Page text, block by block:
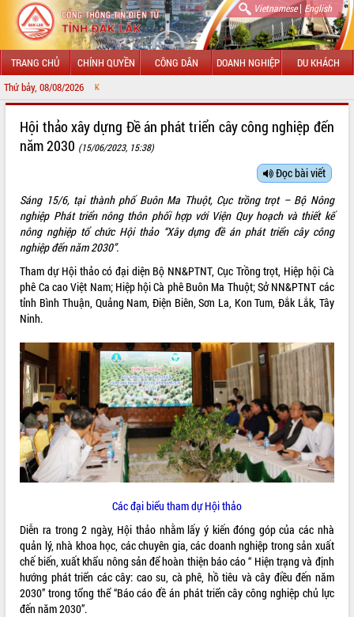
Vietnamese| English
TRANG CHỦ CHÍNH QUYỀN CÔNG DÂN DOANH NGHIỆP DU KHÁCH
Thứ bảy, 08/08/2026
LÃNH ĐẠO UBND TỈNH
SỞ, BAN, NGÀNH
UBND CÁC XÃ, PHƯỜNG
THÔNG TIN CHỈ ĐẠO ĐIỀU HÀNH
HỆ THỐNG VĂN BẢN
VĂN BẢN HĐND TỈNH
ĐIỂM TIN VĂN BẢN
QUY HOẠCH - KẾ HOẠCH
Hội thảo xây dựng Đề án phát triển cây công nghiệp đến
năm 2030 (15/06/2023, 15:38)
Đọc bài viết
Sáng 15/6, tại thành phố Buôn Ma Thuột, Cục trồng trọt – Bộ Nông
nghiệp Phát triển nông thôn phối hợp với Viện Quy hoạch và thiết kế
nông nghiệp tổ chức Hội thảo “Xây dựng đề án phát triển cây công
nghiệp đến năm 2030”.
Tham dự Hội thảo có đại diện Bộ NN&PTNT, Cục Trồng trọt, Hiệp hội Cà
phê Ca cao Việt Nam; Hiệp hội Cà phê Buôn Ma Thuột; Sở NN&PTNT các
tỉnh Bình Thuận, Quảng Nam, Điện Biên, Sơn La, Kon Tum, Đắk Lắk, Tây
Ninh.
Các đại biểu tham dự Hội thảo
Diễn ra trong 2 ngày, Hội thảo nhằm lấy ý kiến đóng góp của các nhà
quản lý, nhà khoa học, các chuyên gia, các doanh nghiệp trong sản xuất
chế biến, xuất khẩu nông sản để hoàn thiện báo cáo “ Hiện trạng và định
hướng phát triển các cây: cao su, cà phê, hồ tiêu và cây điều đến năm
2030” trong tổng thể “Báo cáo đề án phát triển cây công nghiệp chủ lực
đến năm 2030”.